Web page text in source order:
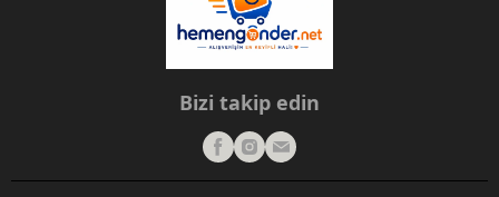
Bizi takip edin